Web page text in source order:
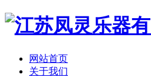
网站首页
关于我们